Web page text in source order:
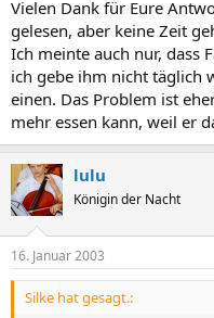
Vielen Dank für Eure
gelesen, aber keine Zeit
Ich meinte auch nur, dass
ich gebe ihm nicht täglich
einen. Das Problem ist
mehr essen kann, weil er
lulu
Königin der Nacht
16. Januar 2003
Silke hat gesagt.: